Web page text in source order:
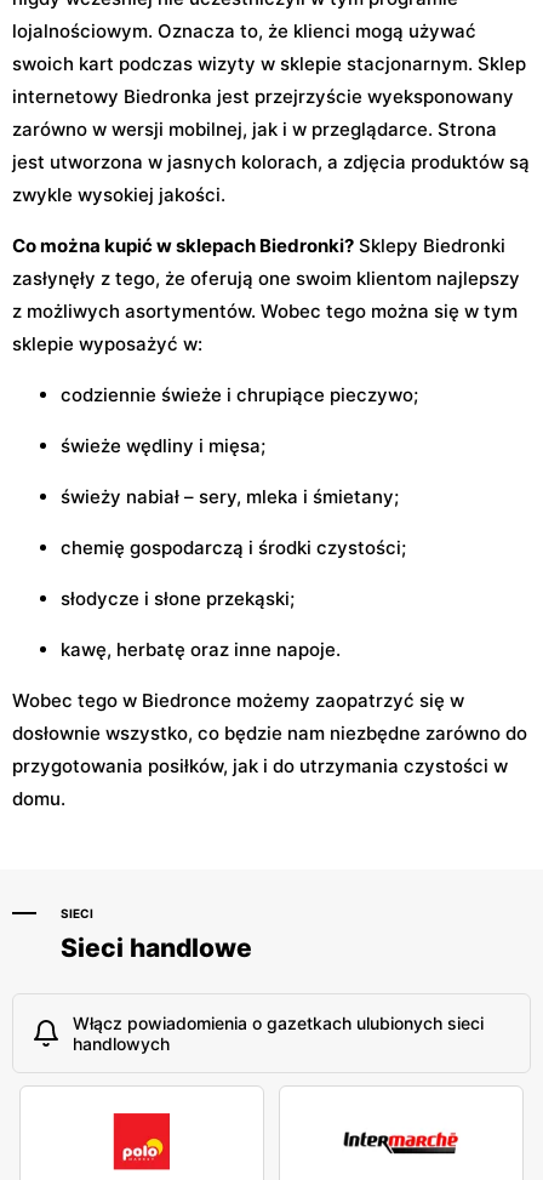
lojalnościowym. Oznacza to, że klienci mogą używać
swoich kart podczas wizyty w sklepie stacjonarnym. Sklep
internetowy Biedronka jest przejrzyście wyeksponowany
zarówno w wersji mobilnej, jak i w przeglądarce. Strona
jest utworzona w jasnych kolorach, a zdjęcia produktów są
zwykle wysokiej jakości.
Co można kupić w sklepach Biedronki? Sklepy Biedronki
zasłynęły z tego, że oferują one swoim klientom najlepszy
z możliwych asortymentów. Wobec tego można się w tym
sklepie wyposażyć w:
codziennie świeże i chrupiące pieczywo;
świeże wędliny i mięsa;
świeży nabiał – sery, mleka i śmietany;
chemię gospodarczą i środki czystości;
słodycze i słone przekąski;
kawę, herbatę oraz inne napoje.
Wobec tego w Biedronce możemy zaopatrzyć się w
dosłownie wszystko, co będzie nam niezbędne zarówno do
przygotowania posiłków, jak i do utrzymania czystości w
domu.
SIECI
Sieci handlowe
Włącz powiadomienia o gazetkach ulubionych sieci
handlowych